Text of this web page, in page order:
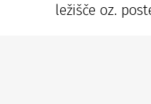
ležišče oz.